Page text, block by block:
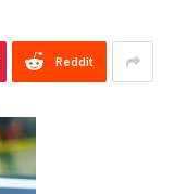
Reddit